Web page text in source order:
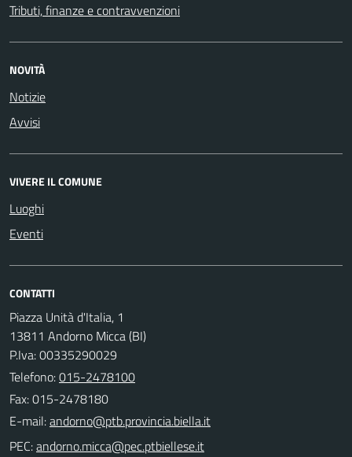
Tributi, finanze e contravvenzioni
NOVITÀ
Notizie
Avvisi
VIVERE IL COMUNE
Luoghi
Eventi
CONTATTI
Piazza Unità d'Italia, 1
13811 Andorno Micca (BI)
P.Iva: 00335290029
Telefono:015-2478100
Fax: 015-2478180
E-mail:
PEC: